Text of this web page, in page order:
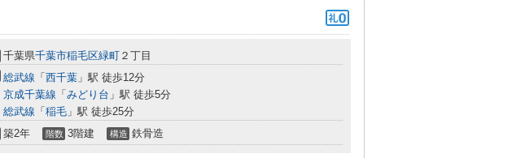
千葉県千葉市稲毛区緑町 ２丁目
総武線 「 西千葉 」駅 徒歩12分
京成千葉線 「 みどり台 」駅 徒歩5分
総武線 「 稲毛 」駅 徒歩25分
築2年 階数 3階建 構造 鉄骨造